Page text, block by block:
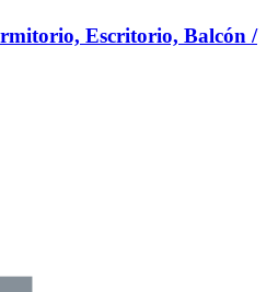
Escritorio, Balcón /